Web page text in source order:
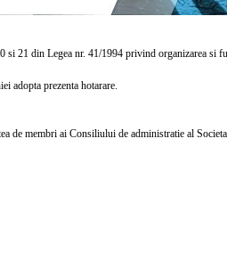
21 din Legea nr. 41/1994 privind organizarea si
adopta prezenta hotarare.
de membri ai Consiliului de administratie al